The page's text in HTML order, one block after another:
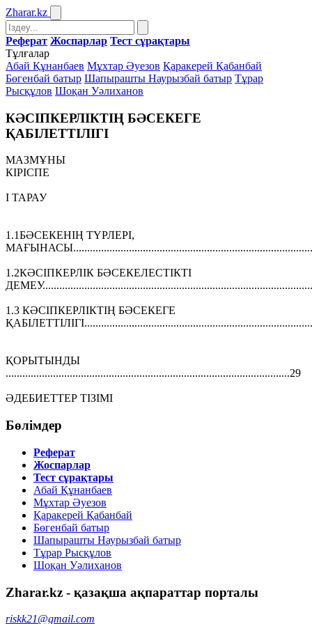
Zharar.kz
Реферат Жоспарлар Тест сұрақтары
Тұлғалар
Абай Құнанбаев Мұхтар Әуезов Қаракерей Қабанбай
Бөгенбай батыр Шапырашты Наурызбай батыр Тұрар
Рысқұлов Шоқан Уәлиханов
КӘСІПКЕРЛІКТІҢ БӘСЕКЕГЕ
ҚАБІЛЕТТІЛІГІ
МАЗМҰНЫ
КІРІСПЕ
I ТАРАУ
1.1БӘСЕКЕНІҢ ТҮРЛЕРІ,
1.2КӘСІПКЕРЛІК БӘСЕКЕЛЕСТІКТІ
1.3 КӘСІПКЕРЛІКТІҢ БӘСЕКЕГЕ
ҚОРЫТЫНДЫ
......................................................................................................29
ӘДЕБИЕТТЕР ТІЗІМІ
Бөлімдер
Реферат
Жоспарлар
Тест сұрақтары
Абай Құнанбаев
Мұхтар Әуезов
Қаракерей Қабанбай
Бөгенбай батыр
Шапырашты Наурызбай батыр
Тұрар Рысқұлов
Шоқан Уәлиханов
Zharar.kz - қазақша ақпараттар порталы
riskk21@gmail.com